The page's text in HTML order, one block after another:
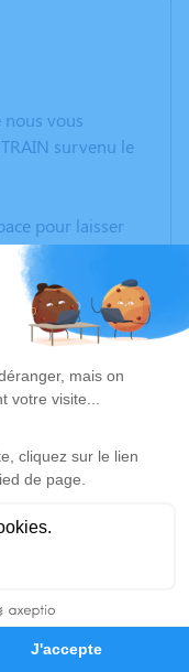
Hommages
nous vous
survenu le
pour laisser
souvenirs, une
des
un lieu
de Michel
est
rends hommage